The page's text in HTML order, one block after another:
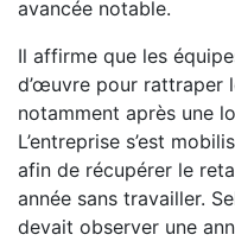
avancée notable.
Il affirme que les
d’œuvre pour rattraper
notamment après une
L’entreprise s’est
afin de récupérer le
année sans travailler.
devait observer une